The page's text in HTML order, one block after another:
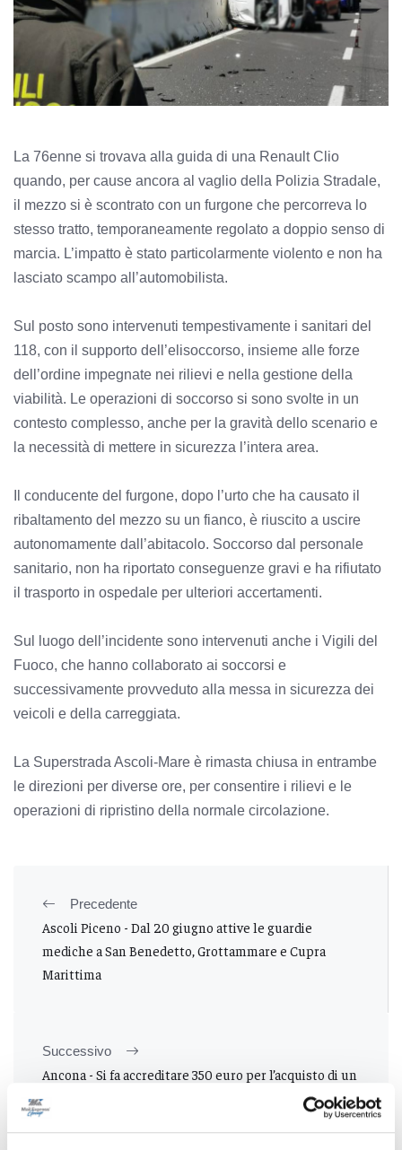
La 76enne si trovava alla guida di una Renault Clio
quando, per cause ancora al vaglio della Polizia Stradale,
il mezzo si è scontrato con un furgone che percorreva lo
stesso tratto, temporaneamente regolato a doppio senso di
marcia. L’impatto è stato particolarmente violento e non ha
lasciato scampo all’automobilista.
Sul posto sono intervenuti tempestivamente i sanitari del
118, con il supporto dell’elisoccorso, insieme alle forze
dell’ordine impegnate nei rilievi e nella gestione della
viabilità. Le operazioni di soccorso si sono svolte in un
contesto complesso, anche per la gravità dello scenario e
la necessità di mettere in sicurezza l’intera area.
Il conducente del furgone, dopo l’urto che ha causato il
ribaltamento del mezzo su un fianco, è riuscito a uscire
autonomamente dall’abitacolo. Soccorso dal personale
sanitario, non ha riportato conseguenze gravi e ha rifiutato
il trasporto in ospedale per ulteriori accertamenti.
Sul luogo dell’incidente sono intervenuti anche i Vigili del
Fuoco, che hanno collaborato ai soccorsi e
successivamente provveduto alla messa in sicurezza dei
veicoli e della carreggiata.
La Superstrada Ascoli-Mare è rimasta chiusa in entrambe
le direzioni per diverse ore, per consentire i rilievi e le
operazioni di ripristino della normale circolazione.
Precedente
Ascoli Piceno - Dal 20 giugno attive le guardie
mediche a San Benedetto, Grottammare e Cupra
Marittima
Successivo
Ancona - Si fa accreditare 350 euro per l’acquisto di un
frigo fantasma, denunciato 19enne